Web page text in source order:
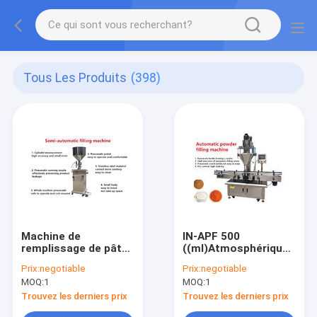
Tous Les Produits (398)
Machine de
remplissage de pâte
automatique 60
(boîtes/minute) IN-
ALF 0.1 ((%) 500 ml
30 kg 500 ml IP66
Prix:negotiable
MOQ:1
Trouvez les derniers prix
IN-APF 500
((ml)Atmosphérique
machine de
remplissage en
poudre entièrement
automatique IP66
Prix:negotiable
MOQ:1
Trouvez les derniers prix